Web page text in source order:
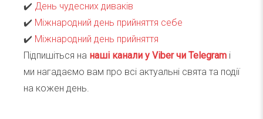
✔️ День чудесних диваків
✔️ Міжнародний день прийняття себе
✔️ Міжнародний день прийняття
Підпишіться на наші канали у Viber чи Telegram і
ми нагадаємо вам про всі актуальні свята та події
на кожен день.